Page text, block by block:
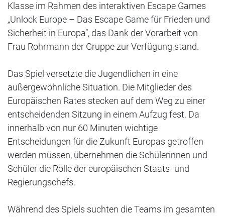
Klasse im Rahmen des interaktiven Escape Games
„Unlock Europe – Das Escape Game für Frieden und
Sicherheit in Europa“, das Dank der Vorarbeit von
Frau Rohrmann der Gruppe zur Verfügung stand.
Das Spiel versetzte die Jugendlichen in eine
außergewöhnliche Situation. Die Mitglieder des
Europäischen Rates stecken auf dem Weg zu einer
entscheidenden Sitzung in einem Aufzug fest. Da
innerhalb von nur 60 Minuten wichtige
Entscheidungen für die Zukunft Europas getroffen
werden müssen, übernehmen die Schülerinnen und
Schüler die Rolle der europäischen Staats- und
Regierungschefs.
Während des Spiels suchten die Teams im gesamten